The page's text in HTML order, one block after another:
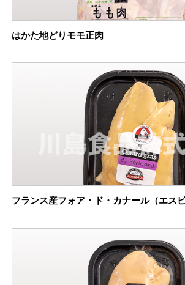
はかた地どりモモ正肉
フランス産フォア・ド・カナール（エス